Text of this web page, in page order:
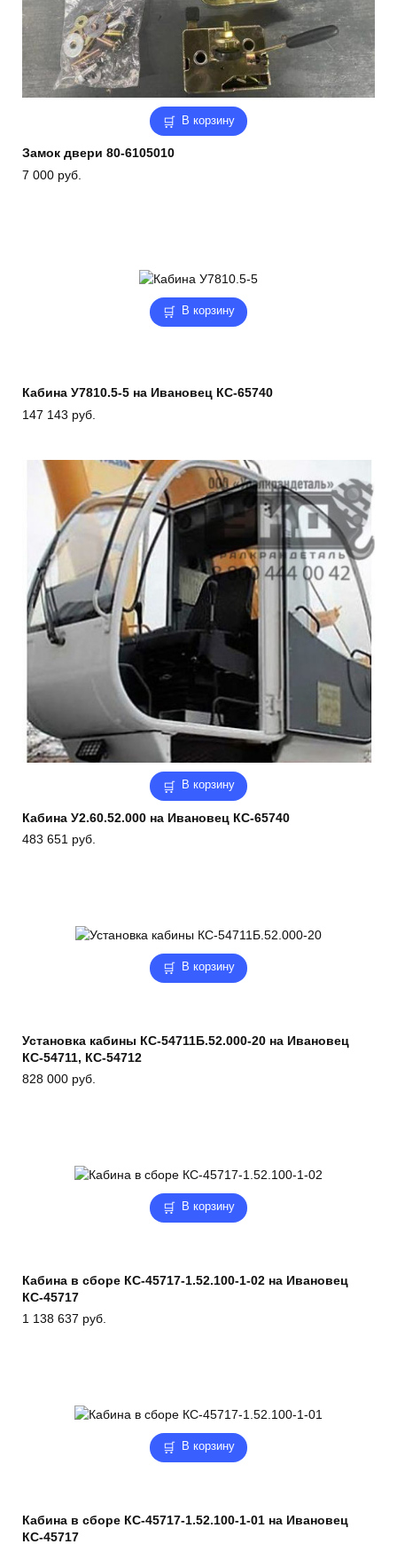
В корзину
Замок двери 80-6105010
7 000 руб.
В корзину
Кабина У7810.5-5 на Ивановец КС-65740
147 143 руб.
В корзину
Кабина У2.60.52.000 на Ивановец КС-65740
483 651 руб.
В корзину
Установка кабины КС-54711Б.52.000-20 на Ивановец
КС-54711, КС-54712
828 000 руб.
В корзину
Кабина в сборе КС-45717-1.52.100-1-02 на Ивановец
КС-45717
1 138 637 руб.
В корзину
Кабина в сборе КС-45717-1.52.100-1-01 на Ивановец
КС-45717